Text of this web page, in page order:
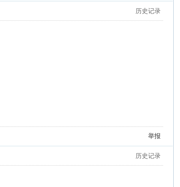
历史记录
举报
历史记录